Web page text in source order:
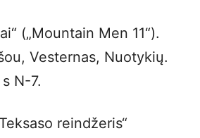
(„Mountain Men 11“).
Vesternas, Nuotykių.
N-7.
reindžeris“